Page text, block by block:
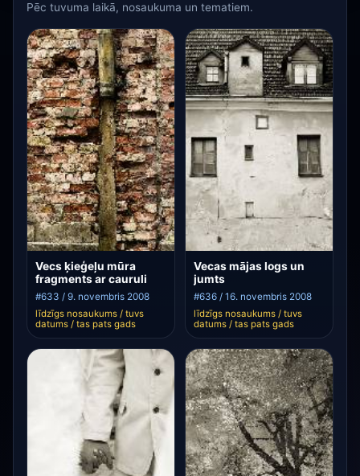
Pēc tuvuma laikā, nosaukuma un tematiem.
Vecs ķieģeļu mūra
fragments ar cauruli
#633 / 9. novembris 2008
līdzīgs nosaukums / tuvs
datums / tas pats gads
Vecas mājas logs un
jumts
#636 / 16. novembris 2008
līdzīgs nosaukums / tuvs
datums / tas pats gads